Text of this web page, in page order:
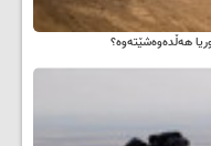
هەڵدەوەشێتەوە؟